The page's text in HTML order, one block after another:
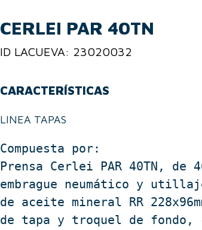
CERLEI PAR 40TN
ID LACUEVA: 23020032
CARACTERÍSTICAS
LINEA TAPAS
Compuesta por:
Prensa Cerlei PAR 40TN, de
embrague neumático y
de aceite mineral RR
de tapa y troquel de fondo,